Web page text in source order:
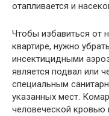
отапливается и
Чтобы избавиться от
квартире, нужно
инсектицидными
является подвал или
специальным
указанных мест.
человеческой кровью